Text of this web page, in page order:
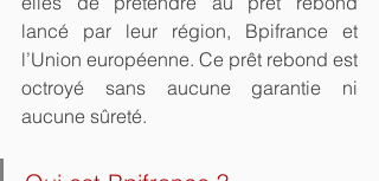
lancé par leur région, Bpifrance et
l’Union européenne. Ce prêt rebond est
octroyé sans aucune garantie ni
aucune sûreté.